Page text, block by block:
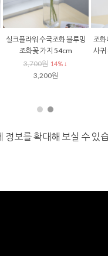
실크플라워 수국조화 블루밍
조화꽃 가지 54cm
3,700원 14% ↓
3,200원
조화
사귀
정보를 확대해 보실 수 있